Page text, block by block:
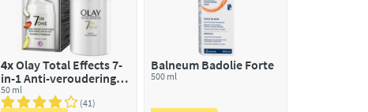
4xOlay Total Effects 7-
in-1 Anti-veroudering
Nachtcrème
50 ml
41
Balneum Badolie Forte
500 ml